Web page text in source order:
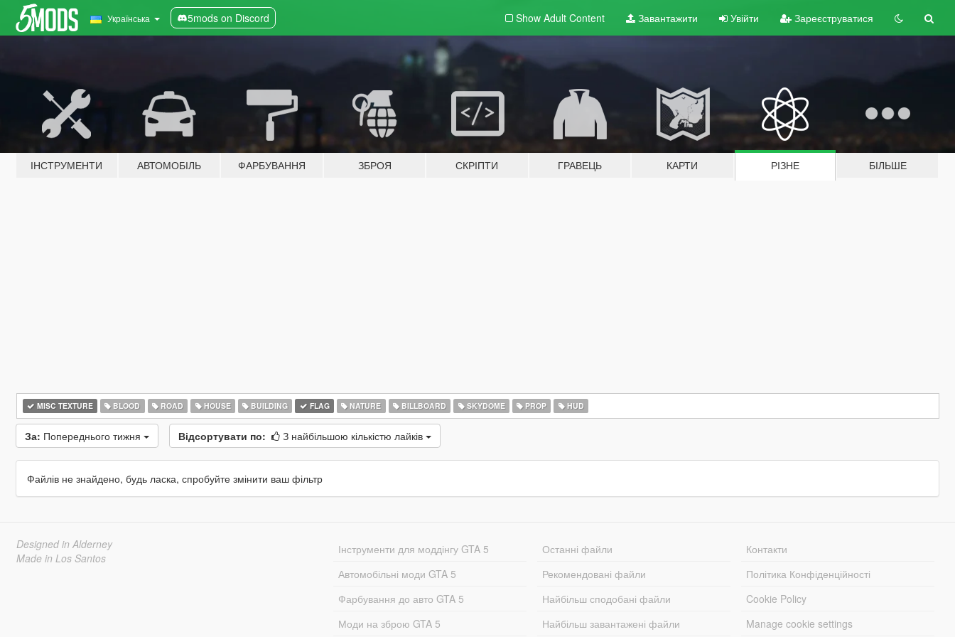
Українська 5mods on Discord Show Adult Content Завантажити Увійти Зареєструватися
ІНСТРУМЕНТИ АВТОМОБІЛЬ ФАРБУВАННЯ ЗБРОЯ СКРІПТИ ГРАВЕЦЬ КАРТИ РІЗНЕ БІЛЬШЕ
MISC TEXTURE BLOOD ROAD HOUSE BUILDING FLAG NATURE BILLBOARD SKYDOME PROP HUD
За: Попереднього тижня Відсортувати по: З найбільшою кількістю лайків
Файлів не знайдено, будь ласка, спробуйте змінити ваш фільтр
Designed in Alderney
Made in Los Santos
Інструменти для моддінгу GTA 5
Автомобільні моди GTA 5
Фарбування до авто GTA 5
Моди на зброю GTA 5
Останні файли
Рекомендовані файли
Найбільш сподобані файли
Найбільш завантажені файли
Контакти
Політика Конфіденційності
Cookie Policy
Manage cookie settings